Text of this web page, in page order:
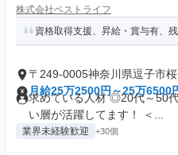
株式会社ベストライフ
資格取得支援、昇給・賞与有、
〒249-0005神奈川県逗子市
月給25万2500円～25万6500
求めている人材 ◎20代～50
い層が活躍してます！ ＜...
業界未経験歓迎 +30個